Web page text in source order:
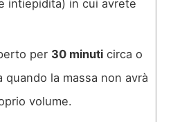
intiepidita) in cui avrete
per 30 minuti circa o
quando la massa non avrà
volume.